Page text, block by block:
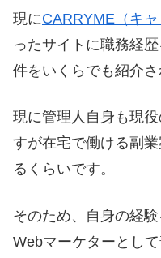
現にCARRYME（キャ
ったサイトに職務経
件をいくらでも紹介さ
現に管理人自身も現
すが在宅で働ける副
るくらいです。
そのため、自身の経
Webマーケターとし